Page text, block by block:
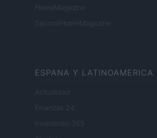
HomeMagazine
SecondHomeMagazine
ESPANA Y LATINOAMERICA
Actualidad
Finanzas 24
Investindo 365